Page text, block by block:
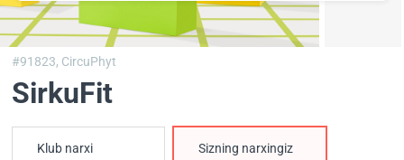
#91823, CircuPhyt
SirkuFit
Klub narxi Sizning narxingiz